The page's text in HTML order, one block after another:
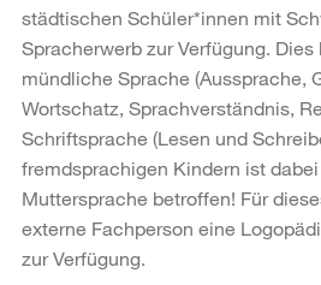
städtischen Schüler*innen mit
Spracherwerb zur Verfügung.
mündliche Sprache (Aussprache,
Wortschatz, Sprachverständnis,
Schriftsprache (Lesen und
fremdsprachigen Kindern ist
Muttersprache betroffen! Für
externe Fachperson eine
zur Verfügung.